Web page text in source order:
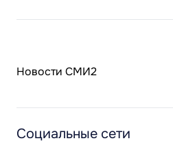
Новости СМИ2
Социальные сети